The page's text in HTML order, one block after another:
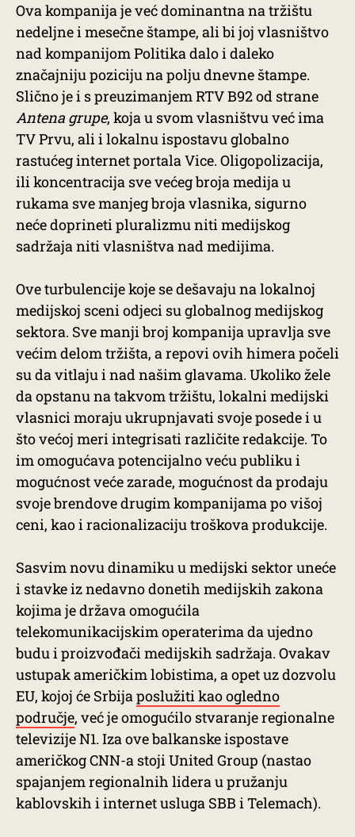
Ova kompanija je već dominantna na tržištu
nedeljne i mesečne štampe, ali bi joj vlasništvo
nad kompanijom Politika dalo i daleko
značajniju poziciju na polju dnevne štampe.
Slično je i s preuzimanjem RTV B92 od strane
Antena grupe, koja u svom vlasništvu već ima
TV Prvu, ali i lokalnu ispostavu globalno
rastućeg internet portala Vice. Oligopolizacija,
ili koncentracija sve većeg broja medija u
rukama sve manjeg broja vlasnika, sigurno
neće doprineti pluralizmu niti medijskog
sadržaja niti vlasništva nad medijima.
Ove turbulencije koje se dešavaju na lokalnoj
medijskoj sceni odjeci su globalnog medijskog
sektora. Sve manji broj kompanija upravlja sve
većim delom tržišta, a repovi ovih himera počeli
su da vitlaju i nad našim glavama. Ukoliko žele
da opstanu na takvom tržištu, lokalni medijski
vlasnici moraju ukrupnjavati svoje posede i u
što većoj meri integrisati različite redakcije. To
im omogućava potencijalno veću publiku i
mogućnost veće zarade, mogućnost da prodaju
svoje brendove drugim kompanijama po višoj
ceni, kao i racionalizaciju troškova produkcije.
Sasvim novu dinamiku u medijski sektor uneće
i stavke iz nedavno donetih medijskih zakona
kojima je država omogućila
telekomunikacijskim operaterima da ujedno
budu i proizvođači medijskih sadržaja. Ovakav
ustupak američkim lobistima, a opet uz dozvolu
EU, kojoj će Srbijaposlužiti kao ogledno
područje, već je omogućilo stvaranje regionalne
televizije N1. Iza ove balkanske ispostave
američkog CNN-a stoji United Group (nastao
spajanjem regionalnih lidera u pružanju
kablovskih i internet usluga SBB i Telemach).